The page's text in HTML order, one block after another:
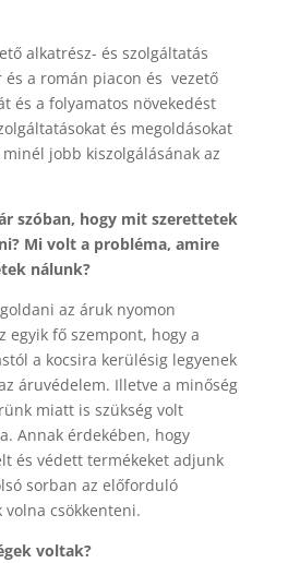
alkatrész- és szolgáltatás
és a román piacon és vezető
és a folyamatos növekedést
és megoldásokat
jobb kiszolgálásának az
szóban, hogy mit szerettetek
Mi volt a probléma, amire
nálunk?
az áruk nyomon
egyik fő szempont, hogy a
a kocsira kerülésig legyenek
áruvédelem. Illetve a minőség
miatt is szükség volt
Annak érdekében, hogy
és védett termékeket adjunk
sorban az előforduló
csökkenteni.
voltak?